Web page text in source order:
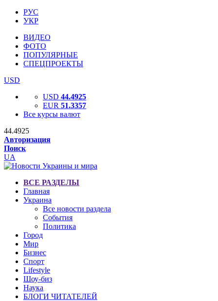
РУС
УКР
ВИДЕО
ФОТО
ПОПУЛЯРНЫЕ
СПЕЦПРОЕКТЫ
USD
USD 44.4925
EUR 51.3357
Все курсы валют
44.4925
Авторизация
Поиск
UA
ВСЕ РАЗДЕЛЫ
Главная
Украина
Все новости раздела
События
Политика
Город
Мир
Бизнес
Спорт
Lifestyle
Шоу-биз
Наука
БЛОГИ ЧИТАТЕЛЕЙ